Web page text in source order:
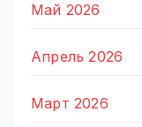
Май 2026
Апрель 2026
Март 2026